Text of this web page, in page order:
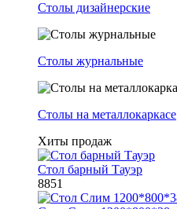
Столы дизайнерские
Столы журнальные
Столы на металлокаркасе
Хиты продаж
Стол барный Тауэр
8851